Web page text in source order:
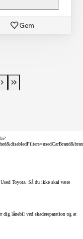
Gem
Næste side
Last Page
Toyota. Så du ikke skal være
lånebil ved skadereparation og at